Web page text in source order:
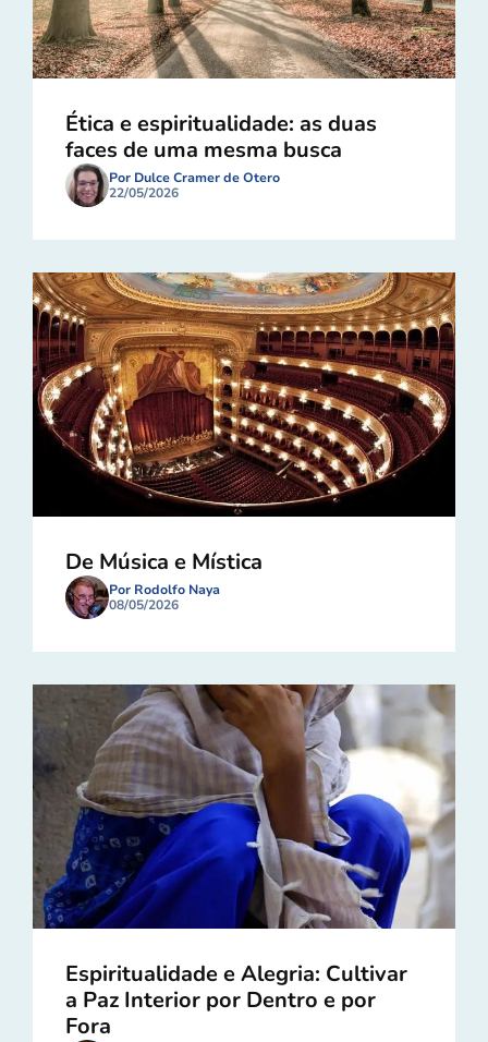
Ética e espiritualidade: as duas
faces de uma mesma busca
Por Dulce Cramer de Otero
22/05/2026
De Música e Mística
Por Rodolfo Naya
08/05/2026
Espiritualidade e Alegria: Cultivar
a Paz Interior por Dentro e por
Fora